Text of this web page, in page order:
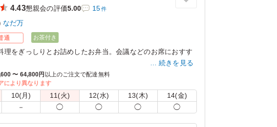
4.43懇親会の評価5.00 15件
なだ万
通 お茶付き
理をぎっしりとお詰めしたお弁当。会議などのお席におすす
変更になる場合がございますので、ご了承ください。
続きを見る
〜 64,800円 以上のご注文で配達無料
により異なります
10(月) 11(火) 12(水) 13(木) 14(金)
－ ◯ ◯ ◯ ◯